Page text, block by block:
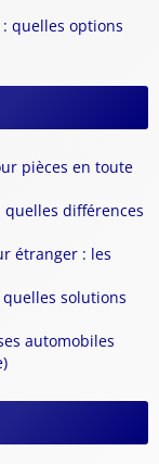
quelles options
pièces en toute
différences
étranger : les
solutions
automobiles